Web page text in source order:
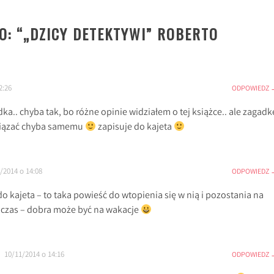
“„DZICY DETEKTYWI” ROBERTO
ODPOWIEDZ
chyba tak, bo różne opinie widziałem o tej książce.. ale
chyba samemu
zapisuje do kajeta
o 14:08 ODPOWIEDZ
kajeta – to taka powieść do wtopienia się w nią i pozostania na
– dobra może być na wakacje
10/11/2014 o 14:16 ODPOWIEDZ